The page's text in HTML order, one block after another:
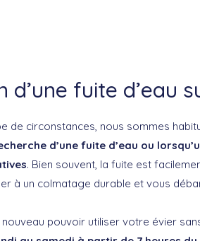
d’une fuite d’eau
de circonstances, nous sommes
d’une fuite d’eau ou
. Bien souvent, la fuite est
à un colmatage durable et vous
pouvoir utiliser votre évier